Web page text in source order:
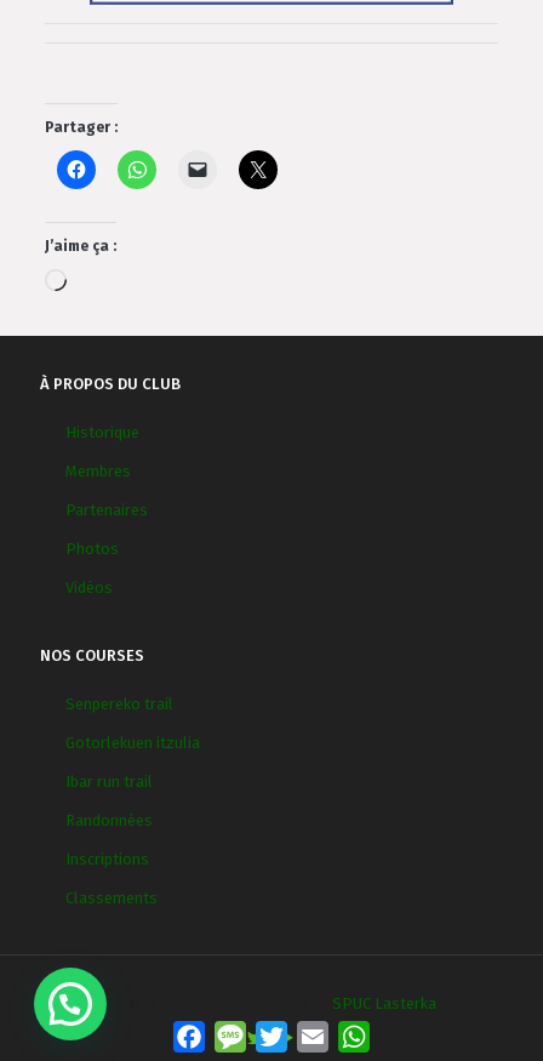
Partager :
J’aime ça :
Chargement…
À PROPOS DU CLUB
Historique
Membres
Partenaires
Photos
Vidéos
NOS COURSES
Senpereko trail
Gotorlekuen itzulia
Ibar run trail
Randonnées
Inscriptions
Classements
SPUC Lasterka
FacebookMessageTwitter Email